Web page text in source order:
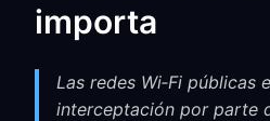
importa
Las redes Wi‑Fi públicas
interceptación por parte